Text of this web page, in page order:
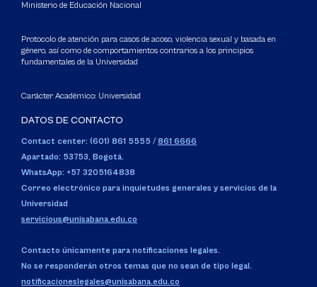
Ministerio de Educación Nacional
Protocolo de atención para casos de acoso, violencia sexual y basada en
género, así como de comportamientos contrarios a los principios
fundamentales de la Universidad
Carácter Académico: Universidad
DATOS DE CONTACTO
Contact center: (601) 861 5555 / 861 6666
Apartado: 53753, Bogotá.
WhatsApp: +57 3205164838
Correo electrónico para inquietudes generales y servicios de la
Universidad
servicious@unisabana.edu.co
Contacto únicamente para notificaciones legales.
No se responderán otros temas que no sean de tipo legal.
notificacioneslegales@unisabana.edu.co